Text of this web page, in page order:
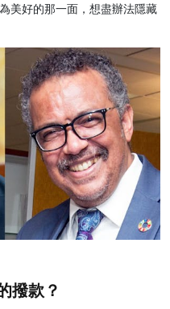
美好的那一面，想盡辦法隱藏
撥款？